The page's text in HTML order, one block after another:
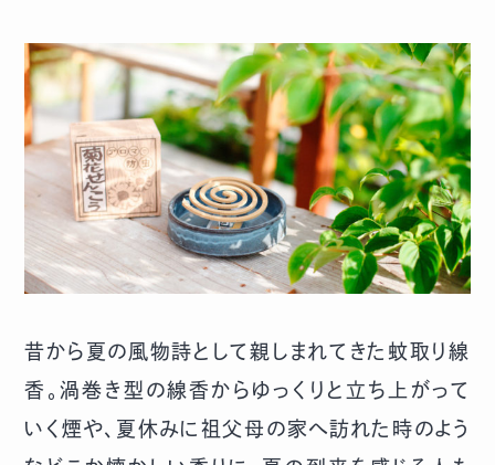
昔から夏の風物詩として親しまれてきた蚊取り線
香。渦巻き型の線香からゆっくりと立ち上がって
いく煙や、夏休みに祖父母の家へ訪れた時のよう